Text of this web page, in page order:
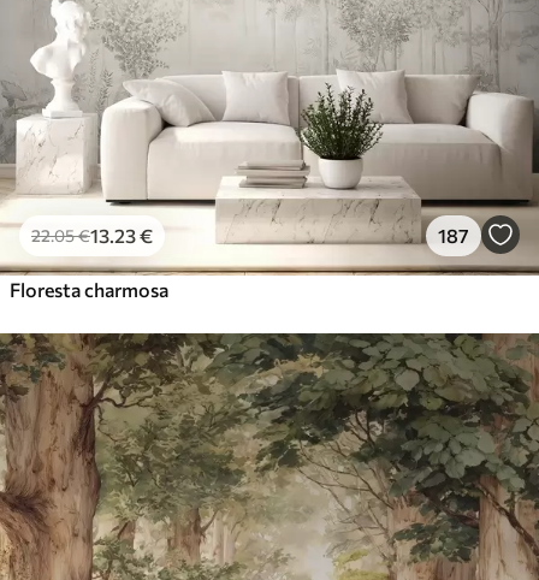
22.05€13 .23€ 187
Floresta charmosa